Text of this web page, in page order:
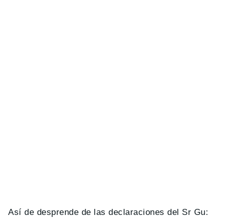
Así de desprende de las declaraciones del Sr Gu: